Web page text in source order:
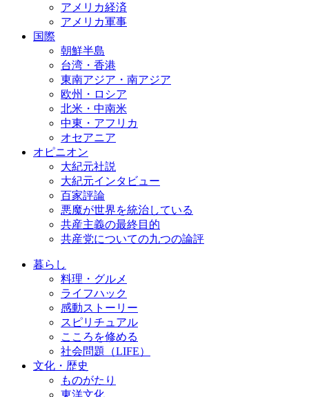
アメリカ経済
アメリカ軍事
国際
朝鮮半島
台湾・香港
東南アジア・南アジア
欧州・ロシア
北米・中南米
中東・アフリカ
オセアニア
オピニオン
大紀元社説
大紀元インタビュー
百家評論
悪魔が世界を統治している
共産主義の最終目的
共産党についての九つの論評
暮らし
料理・グルメ
ライフハック
感動ストーリー
スピリチュアル
こころを修める
社会問題（LIFE）
文化・歴史
ものがたり